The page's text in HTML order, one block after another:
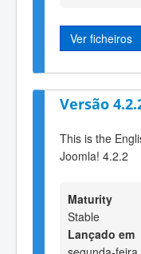
Ver ficheiros
Versão
This is the
Joomla! 4.2.2
Maturity
Stable
Lançado em